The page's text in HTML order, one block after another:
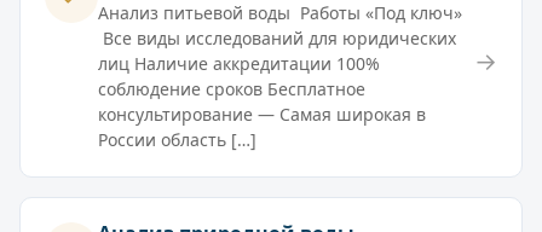
Анализ питьевой воды Работы «Под ключ»
Все виды исследований для юридических
лиц Наличие аккредитации 100%
соблюдение сроков Бесплатное
консультирование — Самая широкая в
России область […]
→